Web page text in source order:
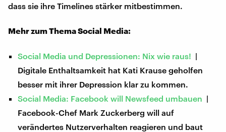
dass sie ihre Timelines stärker mitbestimmen.
Mehr zum Thema Social Media:
Social Media und Depressionen: Nix wie raus! |
Digitale Enthaltsamkeit hat Kati Krause geholfen
besser mit ihrer Depression klar zu kommen.
Social Media: Facebook will Newsfeed umbauen |
Facebook-Chef Mark Zuckerberg will auf
verändertes Nutzerverhalten reagieren und baut